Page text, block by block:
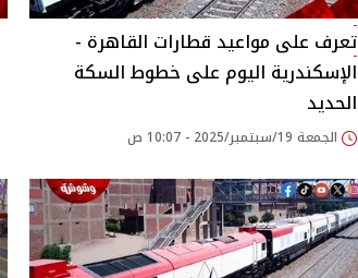
تعرف على مواعيد قطارات القاهرة -
الإسكندرية اليوم على خطوط السكة
الحديد
الجمعة 19/سبتمبر/2025 - 10:07 ص